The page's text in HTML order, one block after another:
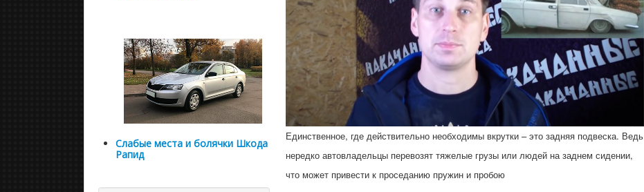
Слабые места и болячки Шкода
Рапид
Единственное, где действительно необходимы вкрутки – это задняя подвеска. Ведь
нередко автовладельцы перевозят тяжелые грузы или людей на заднем сидении,
что может привести к проседанию пружин и пробою